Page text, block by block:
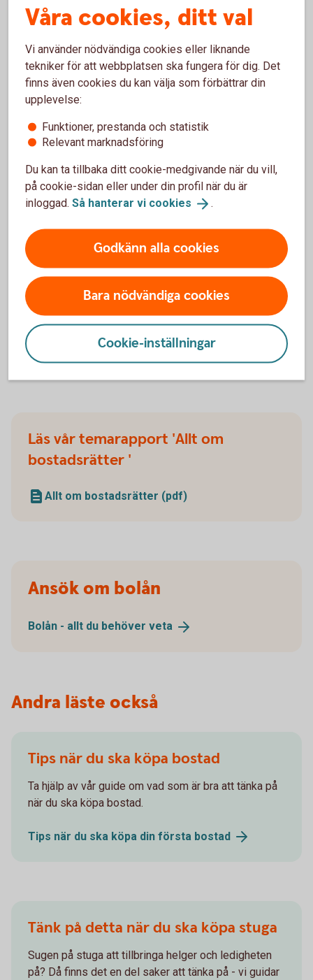
Arturo Arques
Privatekonom
godkänna cookies för Funktioner, prestanda
och statistik.
Ladda ner checklistan
Checklista för bostadsköp(pdf)
Läs vår temarapport 'Allt om
bostadsrätter '
Allt om bostadsrätter (pdf)
Ansök om bolån
Bolån - allt du behöver veta
Andra läste också
Tips när du ska köpa bostad
Ta hjälp av vår guide om vad som är bra att tänka på
när du ska köpa bostad.
Tips när du ska köpa din första bostad
Tänk på detta när du ska köpa stuga
Sugen på stuga att tillbringa helger och ledigheten
på? Då finns det en del saker att tänka på - vi guidar
Våra cookies, ditt val
Vi använder nödvändiga cookies eller liknande
tekniker för att webbplatsen ska fungera för dig. Det
finns även cookies du kan välja som förbättrar din
upplevelse:
Funktioner, prestanda och statistik
Relevant marknadsföring
Du kan ta tillbaka ditt cookie-medgivande när du vill,
på cookie-sidan eller under din profil när du är
inloggad. Så hanterar vi cookies .
Godkänn alla cookies
Bara nödvändiga cookies
Cookie-inställningar